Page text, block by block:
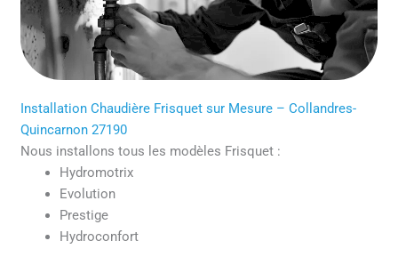
Installation Chaudière Frisquet sur Mesure – Collandres-
Quincarnon 27190
Nous installons tous les modèles Frisquet :
Hydromotrix
Evolution
Prestige
Hydroconfort